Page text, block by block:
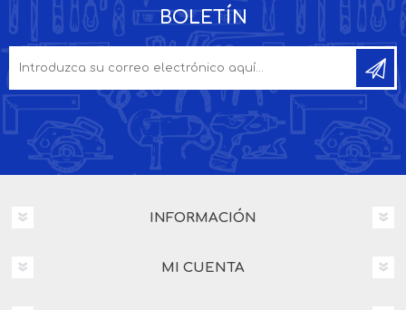
BOLETÍN
INFORMACIÓN
MI CUENTA